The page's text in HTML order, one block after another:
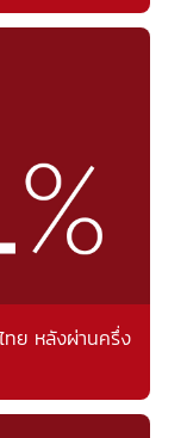
ทย หลังผ่านครึ่ง